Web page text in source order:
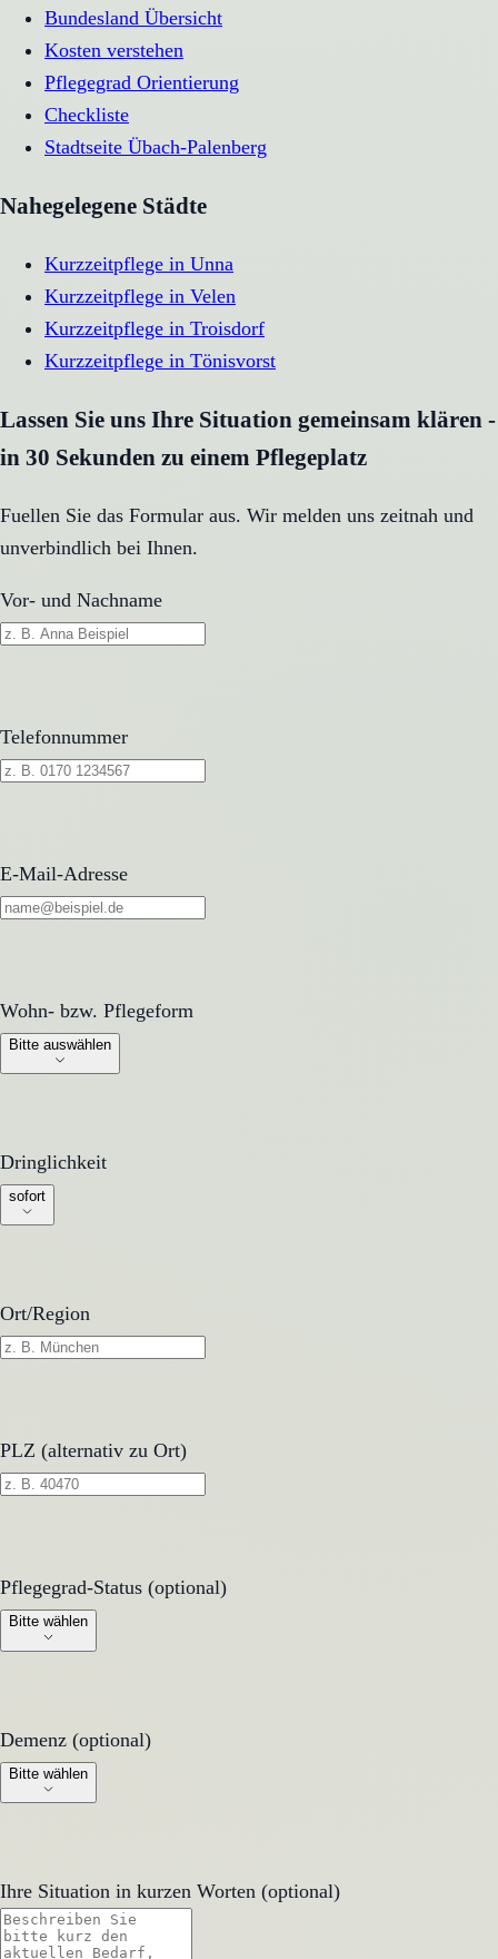
Bundesland Übersicht
Kosten verstehen
Pflegegrad Orientierung
Checkliste
Stadtseite Übach-Palenberg
Nahegelegene Städte
Kurzzeitpflege in Unna
Kurzzeitpflege in Velen
Kurzzeitpflege in Troisdorf
Kurzzeitpflege in Tönisvorst
Lassen Sie uns Ihre Situation gemeinsam klären -
in 30 Sekunden zu einem Pflegeplatz
Fuellen Sie das Formular aus. Wir melden uns zeitnah und
unverbindlich bei Ihnen.
Vor- und Nachname
Telefonnummer
E-Mail-Adresse
Wohn- bzw. Pflegeform
Wohn- bzw. Pflegeform
Bitte auswählen
Dringlichkeit
Dringlichkeit
sofort
Ort/Region
PLZ (alternativ zu Ort)
Pflegegrad-Status (optional)
Pflegegrad-Status (optional)
Bitte wählen
Demenz (optional)
Demenz (optional)
Bitte wählen
Ihre Situation in kurzen Worten (optional)